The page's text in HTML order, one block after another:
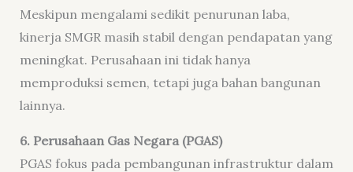
Meskipun mengalami sedikit penurunan laba,
kinerja SMGR masih stabil dengan pendapatan yang
meningkat. Perusahaan ini tidak hanya
memproduksi semen, tetapi juga bahan bangunan
lainnya.
6. Perusahaan Gas Negara (PGAS)
PGAS fokus pada pembangunan infrastruktur dalam